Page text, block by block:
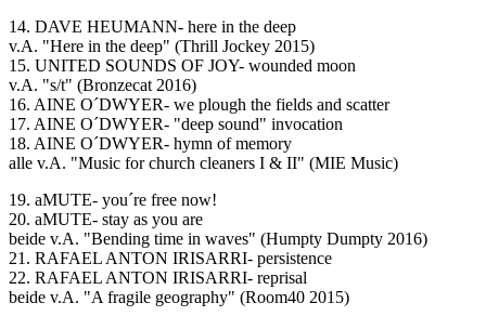
14. DAVE HEUMANN- here in the deep
v.A. "Here in the deep" (Thrill Jockey 2015)
15. UNITED SOUNDS OF JOY- wounded moon
v.A. "s/t" (Bronzecat 2016)
16. AINE O´DWYER- we plough the fields and scatter
17. AINE O´DWYER- "deep sound" invocation
18. AINE O´DWYER- hymn of memory
alle v.A. "Music for church cleaners I & II" (MIE Music)
19. aMUTE- you´re free now!
20. aMUTE- stay as you are
beide v.A. "Bending time in waves" (Humpty Dumpty 2016)
21. RAFAEL ANTON IRISARRI- persistence
22. RAFAEL ANTON IRISARRI- reprisal
beide v.A. "A fragile geography" (Room40 2015)